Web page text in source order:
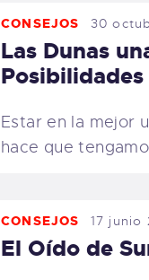
SURFERS
PEDIDOS
CONSEJOS 30
Las Dunas
Posibilidades
Estar en la mejor
hace que
CONSEJOS 17 junio
El Oído de